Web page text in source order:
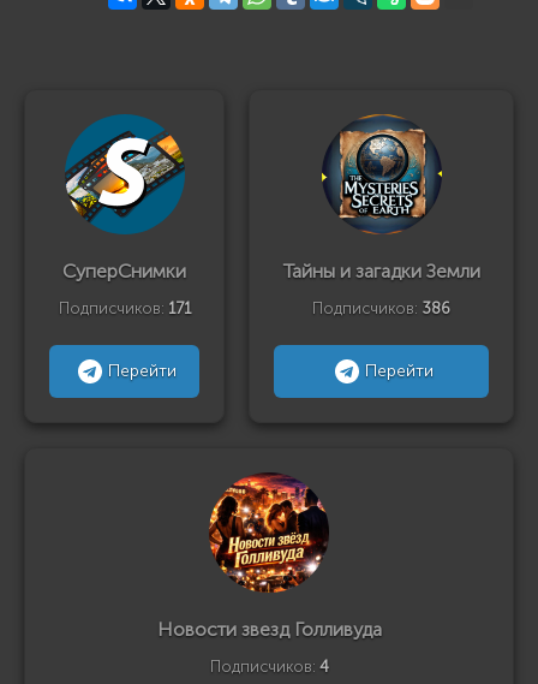
СуперСнимки
Подписчиков: 171
Перейти
Тайны и загадки Земли
Подписчиков: 386
Перейти
Новости звезд Голливуда
Подписчиков: 4